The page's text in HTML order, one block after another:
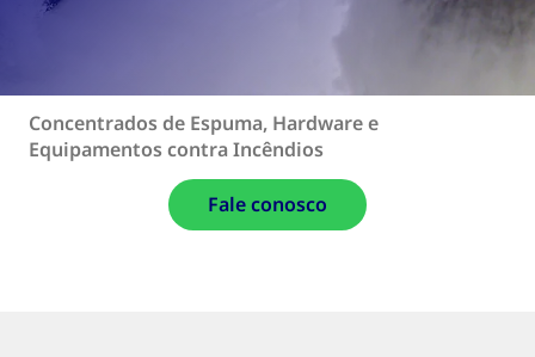
Concentrados de Espuma, Hardware e
Equipamentos contra Incêndios
Fale conosco